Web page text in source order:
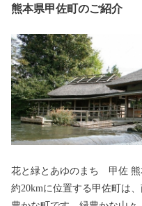
熊本県甲佐町のご紹介
花と緑とあゆのまち 甲佐 熊本県の"ほぼ"ど真ん中 熊本市の南方
約20kmに位置する甲佐町は